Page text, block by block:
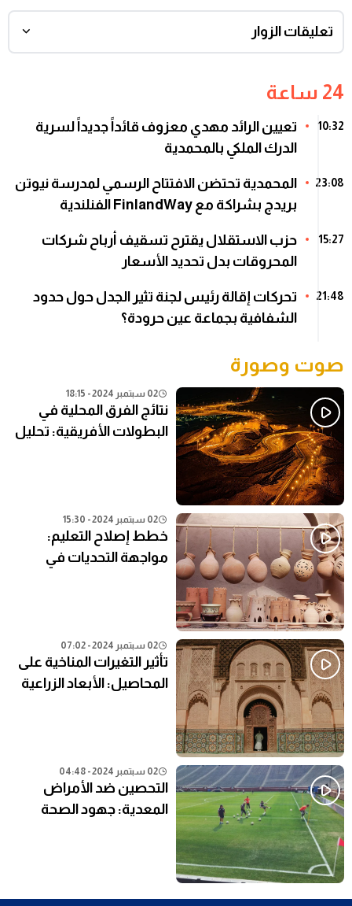
تعليقات الزوار
24 ساعة
10:32
تعيين الرائد مهدي معزوف قائداً جديداً لسرية
الدرك الملكي بالمحمدية
23:08
المحمدية تحتضن الافتتاح الرسمي لمدرسة نيوتن
بريدج بشراكة مع FinlandWay الفنلندية
15:27
حزب الاستقلال يقترح تسقيف أرباح شركات
المحروقات بدل تحديد الأسعار
21:48
تحركات إقالة رئيس لجنة تثير الجدل حول حدود
الشفافية بجماعة عين حرودة؟
صوت وصورة
02 سبتمبر 2024 - 18:15
نتائج الفرق المحلية في
البطولات الأفريقية: تحليل
02 سبتمبر 2024 - 15:30
خطط إصلاح التعليم:
مواجهة التحديات في
02 سبتمبر 2024 - 07:02
تأثير التغيرات المناخية على
المحاصيل: الأبعاد الزراعية
02 سبتمبر 2024 - 04:48
التحصين ضد الأمراض
المعدية: جهود الصحة